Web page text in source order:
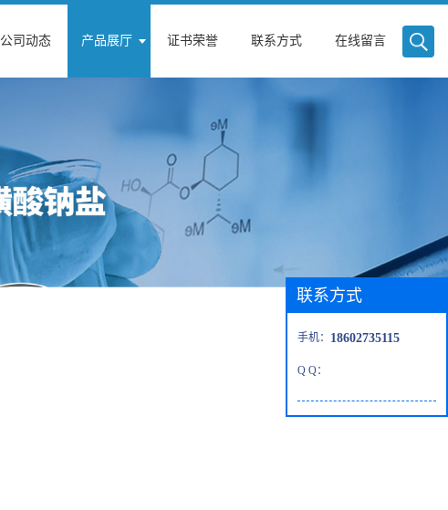
公司动态 产品展厅 证书荣誉 联系方式 在线留言
联系方式
手机： 18602735115
Q Q：